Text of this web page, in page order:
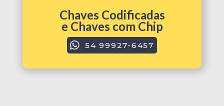
Chaves Codificadas
e Chaves com Chip
54 99927-6457